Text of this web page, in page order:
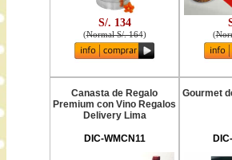
S/. 134
(Normal S/. 164) (
Canasta de Regalo
Premium con Vino Regalos
Delivery Lima
DIC-WMCN11
Gourmet